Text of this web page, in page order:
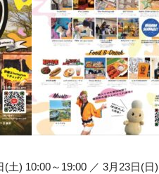
) 10:00～19:00 ／ 3月23日(日